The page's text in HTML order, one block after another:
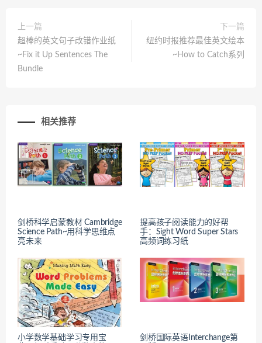
上一篇
超棒的英文句子改错作业纸
~Fix it Up Sentences The
Bundle
下一篇
纽约时报推荐最佳英文绘本
~How to Catch系列
相关推荐
剑桥科学启蒙教材 Cambridge
Science Path~用科学思维点
亮未来
提高孩子阅读能力的好帮
手：Sight Word Super Stars
高频词练习纸
小学数学基础学习专用宝 剑桥国际英语Interchange第